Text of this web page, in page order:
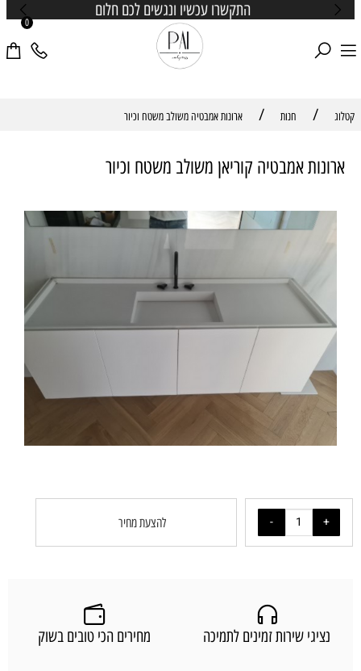
התקשרו עכשיו ונגשים לכם חלום
0
קטלוג / חנות / ארונות אמבטיה משולב משטח וכיור
ארונות אמבטיה קוריאן משולב משטח וכיור
להצעת מחיר
נציגי שירות זמינים לתמיכה מחירים הכי טובים בשוק